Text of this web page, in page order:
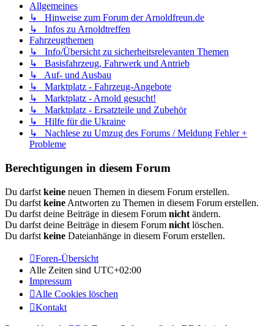
Allgemeines
↳ Hinweise zum Forum der Arnoldfreun.de
↳ Infos zu Arnoldtreffen
Fahrzeugthemen
↳ Info/Übersicht zu sicherheitsrelevanten Themen
↳ Basisfahrzeug, Fahrwerk und Antrieb
↳ Auf- und Ausbau
↳ Marktplatz - Fahrzeug-Angebote
↳ Marktplatz - Arnold gesucht!
↳ Marktplatz - Ersatzteile und Zubehör
↳ Hilfe für die Ukraine
↳ Nachlese zu Umzug des Forums / Meldung Fehler +
Probleme
Berechtigungen in diesem Forum
Du darfst keine neuen Themen in diesem Forum erstellen.
Du darfst keine Antworten zu Themen in diesem Forum erstellen.
Du darfst deine Beiträge in diesem Forum nicht ändern.
Du darfst deine Beiträge in diesem Forum nicht löschen.
Du darfst keine Dateianhänge in diesem Forum erstellen.
Foren-Übersicht
Alle Zeiten sind UTC+02:00
Impressum
Alle Cookies löschen
Kontakt